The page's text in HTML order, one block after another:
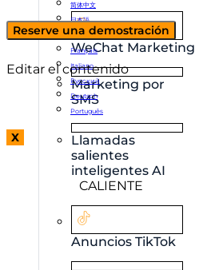
WeChat Marketing
Marketing por
SMS
Llamadas
salientes
inteligentes AI
CALIENTE
Anuncios TikTok
简体中文
日本語
한국어
Français
Italiano
Русский
Deutsch
Português
X
Reserve una demostración
Editar el contenido